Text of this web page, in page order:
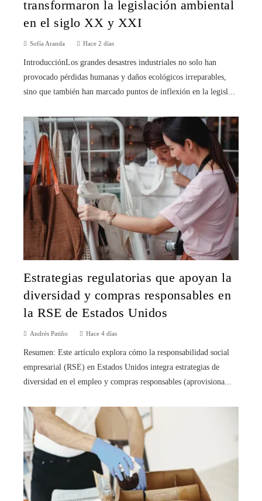
transformaron la legislación ambiental
en el siglo XX y XXI
Sofía Aranda Hace 2 días
IntroducciónLos grandes desastres industriales no solo han
provocado pérdidas humanas y daños ecológicos irreparables,
sino que también han marcado puntos de inflexión en la legisl...
Estrategias regulatorias que apoyan la
diversidad y compras responsables en
la RSE de Estados Unidos
Andrés Patiño Hace 4 días
Resumen: Este artículo explora cómo la responsabilidad social
empresarial (RSE) en Estados Unidos integra estrategias de
diversidad en el empleo y compras responsables (aprovisiona...